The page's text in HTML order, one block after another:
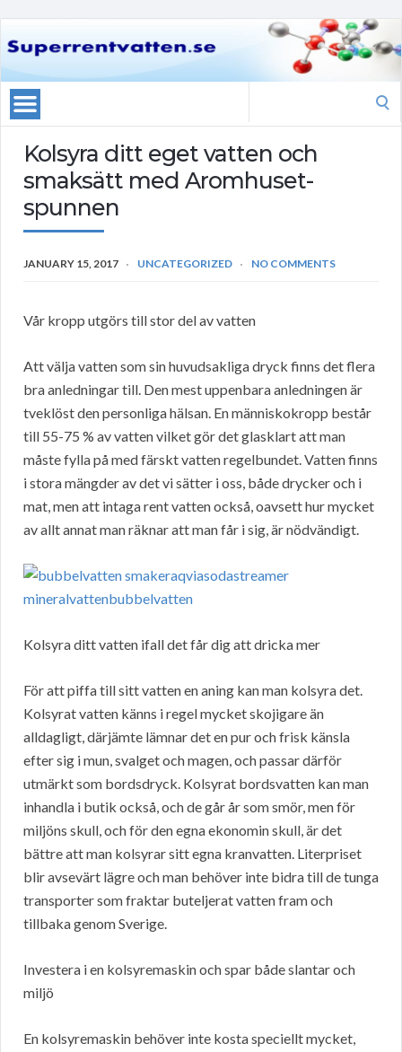
Kolsyra ditt eget vatten och
smaksätt med Aromhuset-
spunnen
JANUARY 15, 2017 UNCATEGORIZED NO COMMENTS
Vår kropp utgörs till stor del av vatten
Att välja vatten som sin huvudsakliga dryck finns det flera
bra anledningar till. Den mest uppenbara anledningen är
tveklöst den personliga hälsan. En människokropp består
till 55-75 % av vatten vilket gör det glasklart att man
måste fylla på med färskt vatten regelbundet. Vatten finns
i stora mängder av det vi sätter i oss, både drycker och i
mat, men att intaga rent vatten också, oavsett hur mycket
av allt annat man räknar att man får i sig, är nödvändigt.
Kolsyra ditt vatten ifall det får dig att dricka mer
För att piffa till sitt vatten en aning kan man kolsyra det.
Kolsyrat vatten känns i regel mycket skojigare än
alldagligt, därjämte lämnar det en pur och frisk känsla
efter sig i mun, svalget och magen, och passar därför
utmärkt som bordsdryck. Kolsyrat bordsvatten kan man
inhandla i butik också, och de går år som smör, men för
miljöns skull, och för den egna ekonomin skull, är det
bättre att man kolsyrar sitt egna kranvatten. Literpriset
blir avsevärt lägre och man behöver inte bidra till de tunga
transporter som fraktar buteljerat vatten fram och
tillbaka genom Sverige.
Investera i en kolsyremaskin och spar både slantar och
miljö
En kolsyremaskin behöver inte kosta speciellt mycket,